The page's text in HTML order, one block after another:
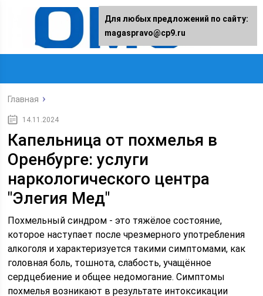
Главная
14.11.2024
Капельница от похмелья в
Оренбурге: услуги
наркологического центра
"Элегия Мед"
Похмельный синдром - это тяжёлое состояние,
которое наступает после чрезмерного употребления
алкоголя и характеризуется такими симптомами, как
головная боль, тошнота, слабость, учащённое
сердцебиение и общее недомогание. Симптомы
похмелья возникают в результате интоксикации
Для любых предложений по сайту:
magaspravo@cp9.ru